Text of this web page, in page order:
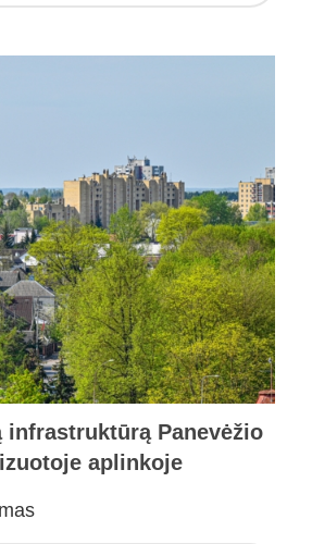
infrastruktūrą Panevėžio
aplinkoje